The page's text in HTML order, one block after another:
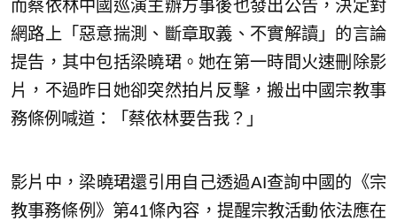
而蔡依林中國巡演主辦方事後也發出公告，決定對
網路上「惡意揣測、斷章取義、不實解讀」的言論
提告，其中包括梁曉珺。她在第一時間火速刪除影
片，不過昨日她卻突然拍片反擊，搬出中國宗教事
務條例喊道：「蔡依林要告我？」
影片中，梁曉珺還引用自己透過AI查詢中國的《宗
教事務條例》第41條內容，提醒宗教活動依法應在